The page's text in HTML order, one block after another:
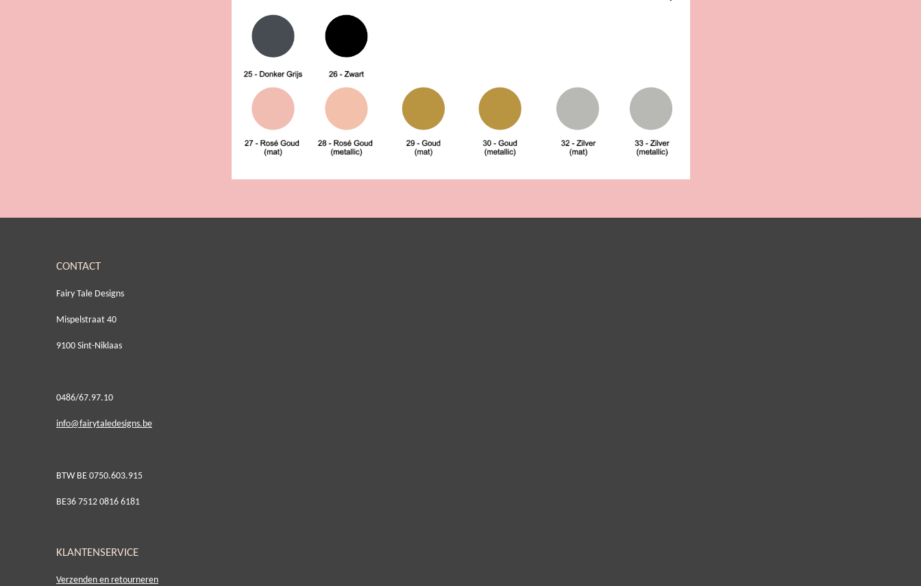
CONTACT
Fairy Tale Designs
Mispelstraat 40
9100 Sint-Niklaas
0486/67.97.10
info@fairytaledesigns.be
BTW BE 0750.603.915
BE36 7512 0816 6181
KLANTENSERVICE
Verzenden en retourneren